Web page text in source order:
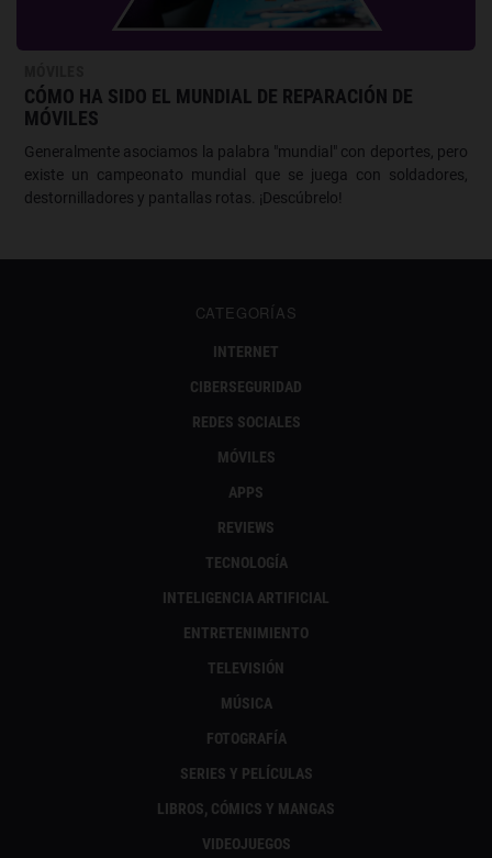
CÓMO HA SIDO EL MUNDIAL DE REPARACIÓN DE
MÓVILES
Generalmente asociamos la palabra "mundial" con deportes, pero
existe un campeonato mundial que se juega con soldadores,
destornilladores y pantallas rotas. ¡Descúbrelo!
CATEGORÍAS
INTERNET
CIBERSEGURIDAD
REDES SOCIALES
MÓVILES
APPS
REVIEWS
TECNOLOGÍA
INTELIGENCIA ARTIFICIAL
ENTRETENIMIENTO
TELEVISIÓN
MÚSICA
FOTOGRAFÍA
SERIES Y PELÍCULAS
LIBROS, CÓMICS Y MANGAS
VIDEOJUEGOS